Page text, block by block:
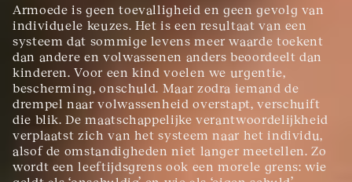
Armoede is geen toevalligheid en geen gevolg van
individuele keuzes. Het is een resultaat van een
systeem dat sommige levens meer waarde toekent
dan andere en volwassenen anders beoordeelt dan
kinderen. Voor een kind voelen we urgentie,
bescherming, onschuld. Maar zodra iemand de
drempel naar volwassenheid overstapt, verschuift
die blik. De maatschappelijke verantwoordelijkheid
verplaatst zich van het systeem naar het individu,
alsof de omstandigheden niet langer meetellen. Zo
wordt een leeftijdsgrens ook een morele grens: wie